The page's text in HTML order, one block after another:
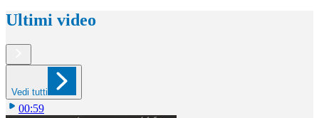
Ultimi video
Vedi tutti
00:59